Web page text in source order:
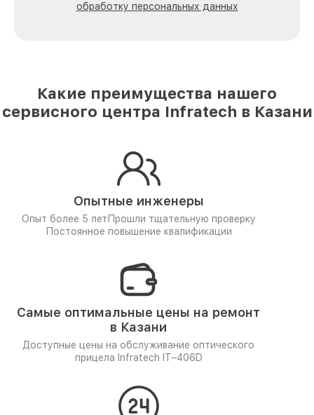
обработку персональных данных
Какие преимущества нашего
сервисного центра Infratech в Казани
Опытные инженеры
Опыт более 5 лет Прошли тщательную проверку
Постоянное повышение квалификации
Самые оптимальные цены на ремонт
в Казани
Доступные цены на обслуживание оптического
прицела Infratech IT–406D